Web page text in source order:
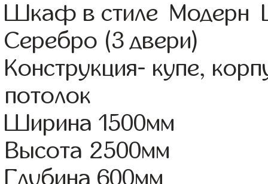
Шкаф в стиле Модерн
Серебро (3 двери)
Конструкция- купе,
потолок
Ширина 1500мм
Высота 2500мм
Глубина 600мм